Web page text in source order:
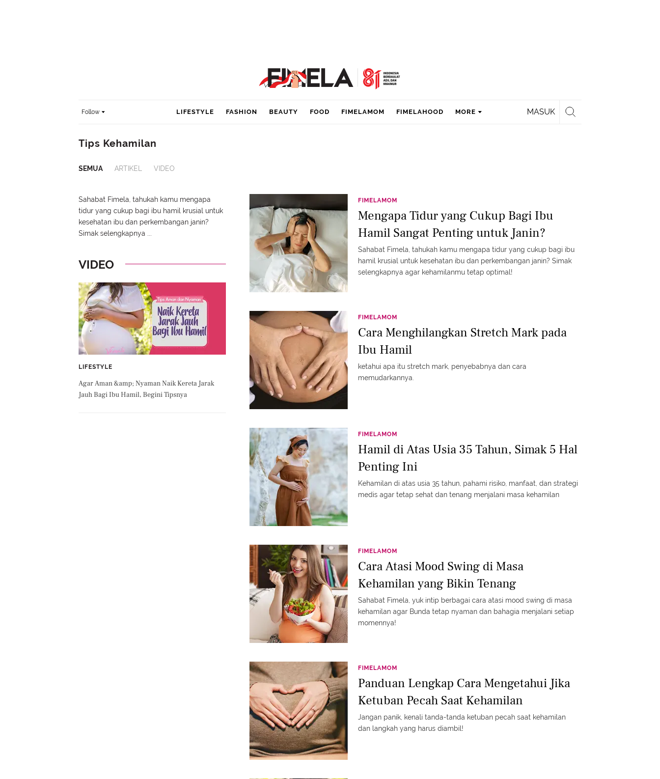
Follow MASUK
LIFESTYLE FASHION BEAUTY FOOD FIMELAMOM FIMELAHOOD MORE
Tips Kehamilan
SEMUA ARTIKEL VIDEO
Sahabat Fimela, tahukah kamu mengapa
tidur yang cukup bagi ibu hamil krusial untuk
kesehatan ibu dan perkembangan janin?
Simak selengkapnya ...
VIDEO
LIFESTYLE
Agar Aman &amp; Nyaman Naik Kereta Jarak
Jauh Bagi Ibu Hamil, Begini Tipsnya
FIMELAMOM
Mengapa Tidur yang Cukup Bagi Ibu
Hamil Sangat Penting untuk Janin?
Sahabat Fimela, tahukah kamu mengapa tidur yang cukup bagi ibu
hamil krusial untuk kesehatan ibu dan perkembangan janin? Simak
selengkapnya agar kehamilanmu tetap optimal!
FIMELAMOM
Cara Menghilangkan Stretch Mark pada
Ibu Hamil
ketahui apa itu stretch mark, penyebabnya dan cara
memudarkannya.
FIMELAMOM
Hamil di Atas Usia 35 Tahun, Simak 5 Hal
Penting Ini
Kehamilan di atas usia 35 tahun, pahami risiko, manfaat, dan strategi
medis agar tetap sehat dan tenang menjalani masa kehamilan
FIMELAMOM
Cara Atasi Mood Swing di Masa
Kehamilan yang Bikin Tenang
Sahabat Fimela, yuk intip berbagai cara atasi mood swing di masa
kehamilan agar Bunda tetap nyaman dan bahagia menjalani setiap
momennya!
FIMELAMOM
Panduan Lengkap Cara Mengetahui Jika
Ketuban Pecah Saat Kehamilan
Jangan panik, kenali tanda-tanda ketuban pecah saat kehamilan
dan langkah yang harus diambil!